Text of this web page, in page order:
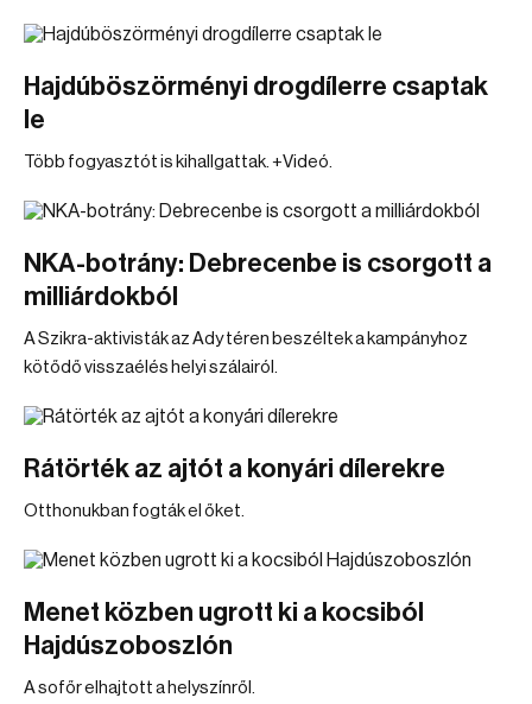
Hajdúböszörményi drogdílerre csaptak
le
Több fogyasztót is kihallgattak. +Videó.
NKA-botrány: Debrecenbe is csorgott a
milliárdokból
A Szikra-aktivisták az Ady téren beszéltek a kampányhoz
kötődő visszaélés helyi szálairól.
Rátörték az ajtót a konyári dílerekre
Otthonukban fogták el őket.
Menet közben ugrott ki a kocsiból
Hajdúszoboszlón
A sofőr elhajtott a helyszínről.